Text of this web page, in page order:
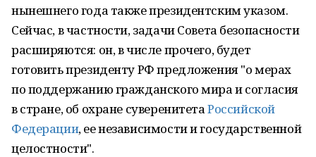
нынешнего года также президентским указом.
Сейчас, в частности, задачи Совета безопасности
расширяются: он, в числе прочего, будет
готовить президенту РФ предложения "о мерах
по поддержанию гражданского мира и согласия
в стране, об охране суверенитетаРоссийской
Федерации, ее независимости и государственной
целостности".